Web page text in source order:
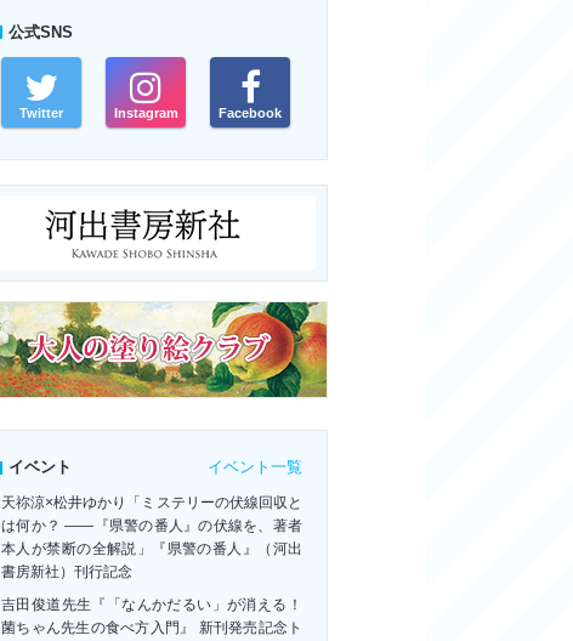
公式SNS
Twitter Instagram Facebook
イベント イベント一覧
天祢涼×松井ゆかり「ミステリーの伏線回収と
は何か？ ――『県警の番人』の伏線を、著者
本人が禁断の全解説」『県警の番人』（河出
書房新社）刊行記念
吉田俊道先生『「なんかだるい」が消える！
菌ちゃん先生の食べ方入門』 新刊発売記念ト